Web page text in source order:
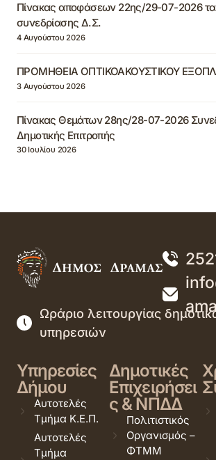
Πίνακας αποφάσεων 22ης/29-07-2026
συνεδρίασης Δ.Σ.
4 Αυγούστου 2026
ΠΡΟΜΗΘΕΙΑ ΟΠΤΙΚΟΑΚΟΥΣΤΙΚΟΥ
3 Αυγούστου 2026
Πίνακας Θεμάτων 28ης/28-07-2026
Δημοτικής Επιτροπής
30 Ιουλίου 2026
Ωράριο λειτουργίας
υπηρεσιών
Υπηρεσίες
Δήμου
Αυτοτελές
Τμήμα Κ.Ε.Π.
Αυτοτελές
Τμήμα
Δημοτικές
Επιχειρήσει
ς & ΝΠΔΔ
Πολιτιστικός
Οργανισμός –
ΦΤΜΜ